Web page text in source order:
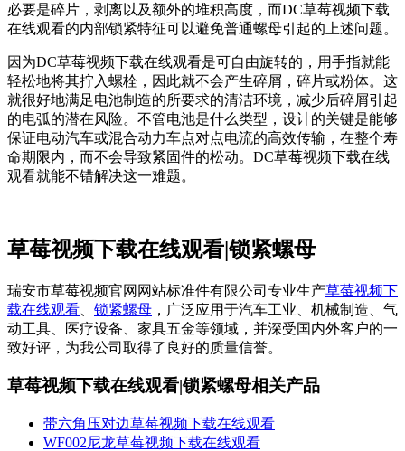
必要是碎片，剥离以及额外的堆积高度，而DC草莓视频下载
在线观看的内部锁紧特征可以避免普通螺母引起的上述问题。
因为DC草莓视频下载在线观看是可自由旋转的，用手指就能
轻松地将其拧入螺栓，因此就不会产生碎屑，碎片或粉体。这
就很好地满足电池制造的所要求的清洁环境，减少后碎屑引起
的电弧的潜在风险。不管电池是什么类型，设计的关键是能够
保证电动汽车或混合动力车点对点电流的高效传输，在整个寿
命期限内，而不会导致紧固件的松动。DC草莓视频下载在线
观看就能不错解决这一难题。
草莓视频下载在线观看|锁紧螺母
瑞安市草莓视频官网网站标准件有限公司专业生产草莓视频下
载在线观看
锁紧螺母 ，广泛应用于汽车工业、机械制造、气
动工具、医疗设备、家具五金等领域，并深受国内外客户的一
致好评，为我公司取得了良好的质量信誉。
草莓视频下载在线观看|锁紧螺母相关产品
带六角压对边草莓视频下载在线观看
WF002尼龙草莓视频下载在线观看